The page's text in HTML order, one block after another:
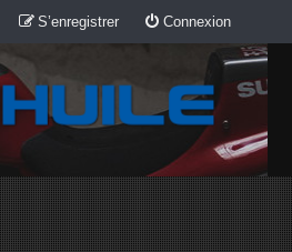
Connexion
S’enregistrer